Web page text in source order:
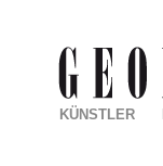
KÜNSTLER